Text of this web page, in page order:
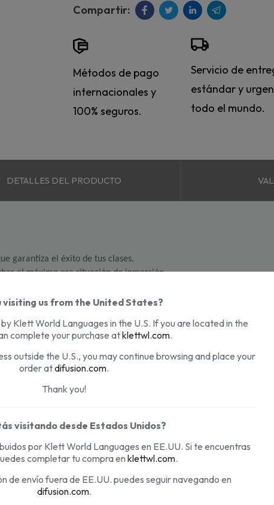
Métodos de pago
internacionales y
100% seguros.
Servicio de
estándar y
todo el mundo.
DETALLES DEL PRODUCTO
garantiza el éxito de tus clases.
al máximo esa situación de inmersión.
y la pronunciación de manera gráfica e intuitiva.
de práctica formal, más vídeos, más atención al léxico.
permiten usar
visiting us from the United States?
Klett World Languages in the U.S. If you are located in the
complete your purchase atklettwl.com.
outside the U.S., you may continue browsing and place your
order atdifusion.com.
Thank you!
visitando desde Estados Unidos?
por Klett World Languages en EE.UU. Si te encuentras
completar tu compra en klettwl.com.
de envío fuera de EE.UU. puedes seguir navegando en
difusion.com.